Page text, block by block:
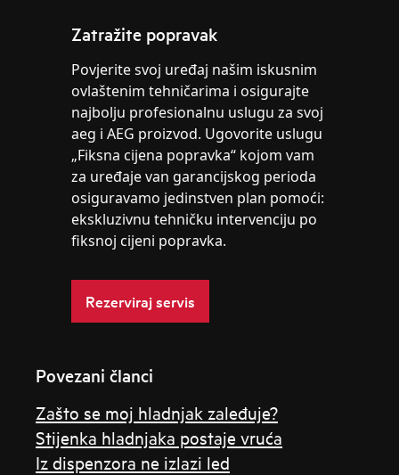
Zatražite popravak
Povjerite svoj uređaj našim iskusnim
ovlaštenim tehničarima i osigurajte
najbolju profesionalnu uslugu za svoj
aeg i AEG proizvod. Ugovorite uslugu
„Fiksna cijena popravka“ kojom vam
za uređaje van garancijskog perioda
osiguravamo jedinstven plan pomoći:
ekskluzivnu tehničku intervenciju po
fiksnoj cijeni popravka.
Rezerviraj servis
Povezani članci
Zašto se moj hladnjak zaleđuje?
Stijenka hladnjaka postaje vruća
Iz dispenzora ne izlazi led